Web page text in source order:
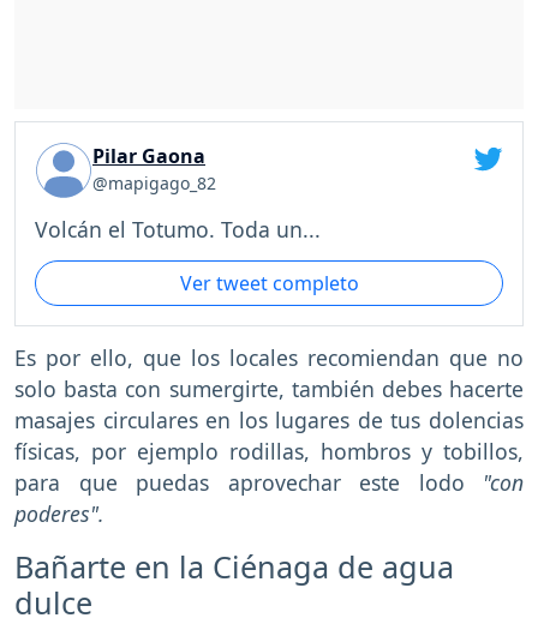
Pilar Gaona
@mapigago_82
Volcán el Totumo. Toda un...
Ver tweet completo
Es por ello, que los locales recomiendan que no
solo basta con sumergirte, también debes hacerte
masajes circulares en los lugares de tus dolencias
físicas, por ejemplo rodillas, hombros y tobillos,
para que puedas aprovechar este lodo "con
poderes".
Bañarte en la Ciénaga de agua
dulce